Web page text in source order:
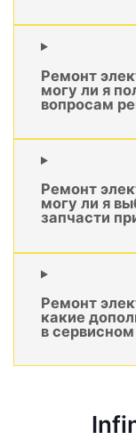
Ремонт
могу ли я
вопросам
Ремонт
могу ли я
запчасти
Ремонт
какие
в